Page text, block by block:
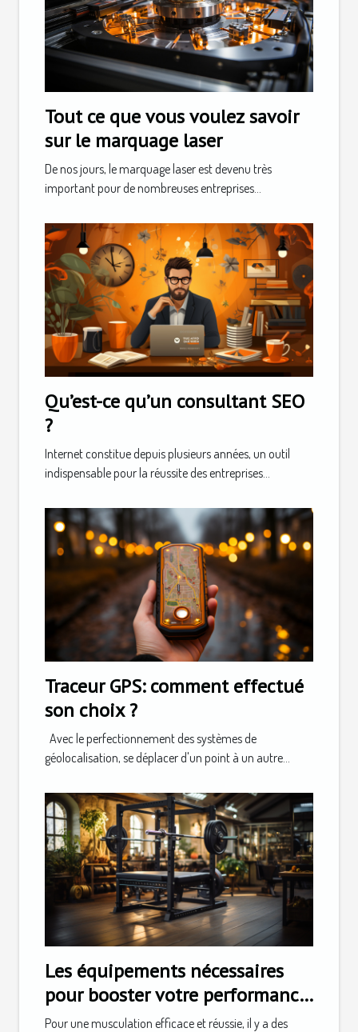
Tout ce que vous voulez savoir
sur le marquage laser
De nos jours, le marquage laser est devenu très
important pour de nombreuses entreprises...
Qu’est-ce qu’un consultant SEO
?
Internet constitue depuis plusieurs années, un outil
indispensable pour la réussite des entreprises...
Traceur GPS: comment effectué
son choix ?
Avec le perfectionnement des systèmes de
géolocalisation, se déplacer d'un point à un autre...
Les équipements nécessaires
pour booster votre performance
en musculature
Pour une musculation efficace et réussie, il y a des